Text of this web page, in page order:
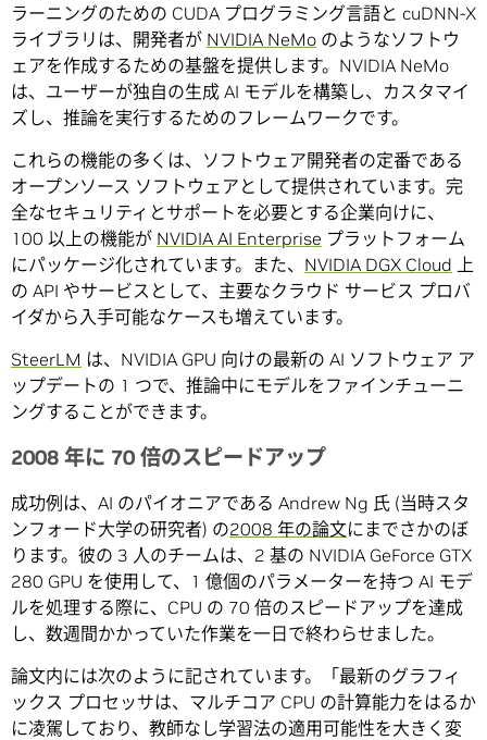
ラーニングのための CUDA プログラミング言語と cuDNN-X
ライブラリは、開発者が NVIDIA NeMo のようなソフトウ
ェアを作成するための基盤を提供します。NVIDIA NeMo
は、ユーザーが独自の生成 AI モデルを構築し、カスタマイ
ズし、推論を実行するためのフレームワークです。
これらの機能の多くは、ソフトウェア開発者の定番である
オープンソース ソフトウェアとして提供されています。完
全なセキュリティとサポートを必要とする企業向けに、
100 以上の機能が NVIDIA AI Enterprise プラットフォーム
にパッケージ化されています。また、 NVIDIA DGX Cloud 上
の API やサービスとして、主要なクラウド サービス プロバ
イダから入手可能なケースも増えています。
SteerLM は、NVIDIA GPU 向けの最新の AI ソフトウェア ア
ップデートの 1 つで、推論中にモデルをファインチューニ
ングすることができます。
2008 年に 70 倍のスピードアップ
成功例は、AI のパイオニアである Andrew Ng 氏 (当時スタ
ンフォード大学の研究者) の2008 年の論文にまでさかのぼ
ります。彼の 3 人のチームは、2 基の NVIDIA GeForce GTX
280 GPU を使用して、1 億個のパラメーターを持つ AI モデ
ルを処理する際に、CPU の 70 倍のスピードアップを達成
し、数週間かかっていた作業を一日で終わらせました。
論文内には次のように記されています。「最新のグラフィ
ックス プロセッサは、マルチコア CPU の計算能力をはるか
に凌駕しており、教師なし学習法の適用可能性を大きく変